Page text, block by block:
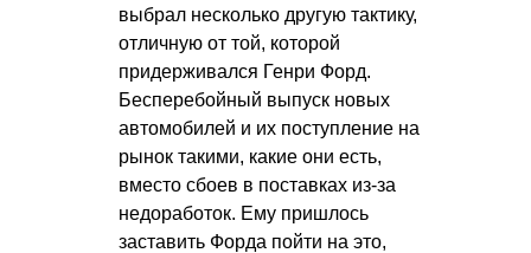
выбрал несколько другую тактику,
отличную от той, которой
придерживался Генри Форд.
Бесперебойный выпуск новых
автомобилей и их поступление на
рынок такими, какие они есть,
вместо сбоев в поставках из-за
недоработок. Ему пришлось
заставить Форда пойти на это,